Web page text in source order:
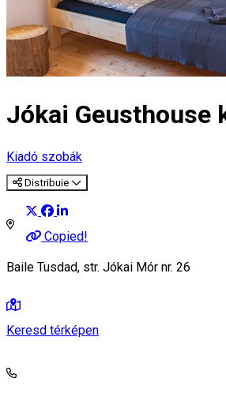
Jókai Geusthouse
Kiadó szobák
Distribuie
Copied!
Baile Tusdad, str. Jókai Mór nr. 26
Keresd térképen